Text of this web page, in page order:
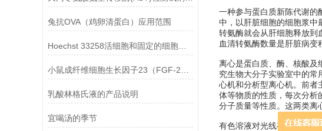
兔抗OVA（鸡卵清蛋白）应用范围
Hoechst 33258活细胞和固定的细胞均可标记
乳酸林格氏液的产品说明
宜喝汤的季节
一种参与蛋白质新陈代谢的
中，以肝脏细胞的细胞浆中
转氨酶就会从肝细胞释放到
血清转氨酶数量是肝脏病变
离心是蛋白质、酶、核酸及
究生物大分子实验室中的
心机和分析型离心机。前者
体等物质的性质，每次分析
分子质量等性质。这两类离
有色溶液对光线有选择性的